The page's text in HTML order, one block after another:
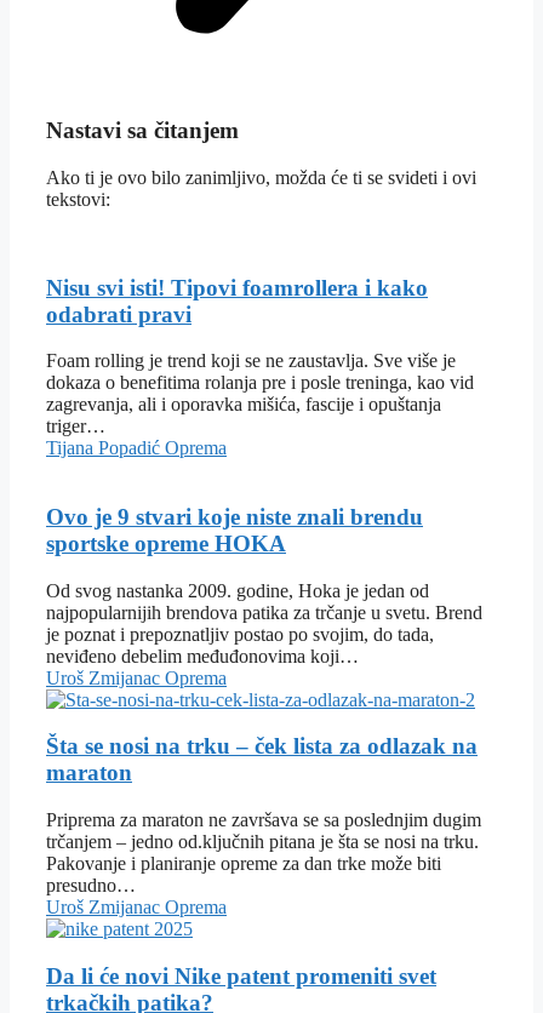
Nastavi sa čitanjem
Ako ti je ovo bilo zanimljivo, možda će ti se svideti i ovi
tekstovi:
Nisu svi isti! Tipovi foamrollera i kako
odabrati pravi
Foam rolling je trend koji se ne zaustavlja. Sve više je
dokaza o benefitima rolanja pre i posle treninga, kao vid
zagrevanja, ali i oporavka mišića, fascije i opuštanja
triger…
Tijana Popadić Oprema
Ovo je 9 stvari koje niste znali brendu
sportske opreme HOKA
Od svog nastanka 2009. godine, Hoka je jedan od
najpopularnijih brendova patika za trčanje u svetu. Brend
je poznat i prepoznatljiv postao po svojim, do tada,
neviđeno debelim međuđonovima koji…
Uroš Zmijanac Oprema
Šta se nosi na trku – ček lista za odlazak na
maraton
Priprema za maraton ne završava se sa poslednjim dugim
trčanjem – jedno od.ključnih pitana je šta se nosi na trku.
Pakovanje i planiranje opreme za dan trke može biti
presudno…
Uroš Zmijanac Oprema
Da li će novi Nike patent promeniti svet
trkačkih patika?